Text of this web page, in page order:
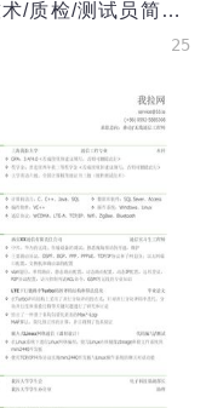
材料技术/质检/测试员简历模板
25